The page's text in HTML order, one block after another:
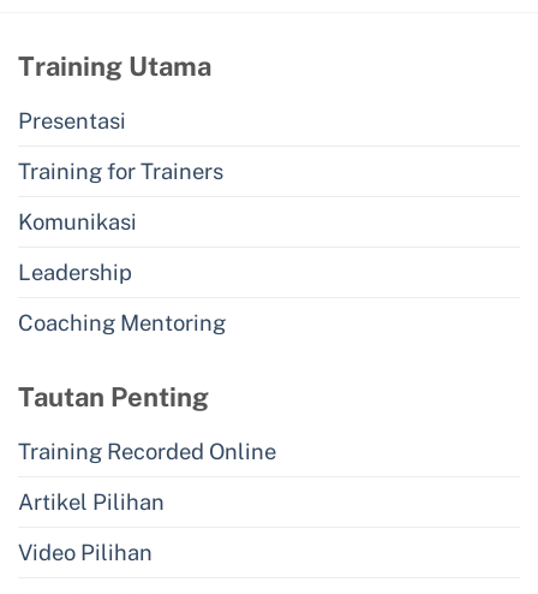
Training Utama
Presentasi
Training for Trainers
Komunikasi
Leadership
Coaching Mentoring
Tautan Penting
Training Recorded Online
Artikel Pilihan
Video Pilihan